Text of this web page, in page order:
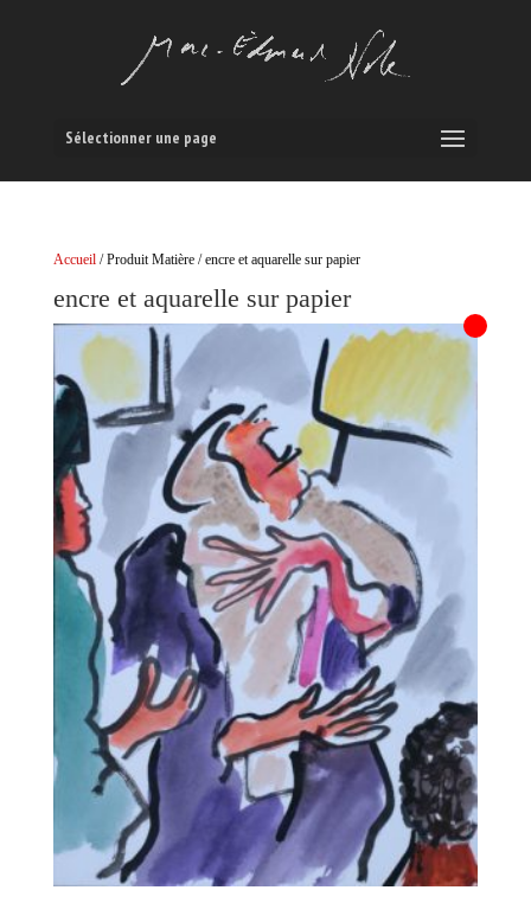
Sélectionner une page
Accueil/ Produit Matière / encre et aquarelle sur papier
encre et aquarelle sur papier